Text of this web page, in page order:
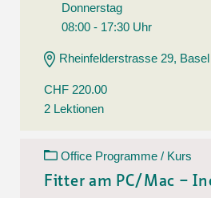
Donnerstag
08:00 - 17:30 Uhr
Rheinfelderstrasse 29, Basel
CHF 220.00
2 Lektionen
Office Programme / Kurs
Fitter am PC/Mac –